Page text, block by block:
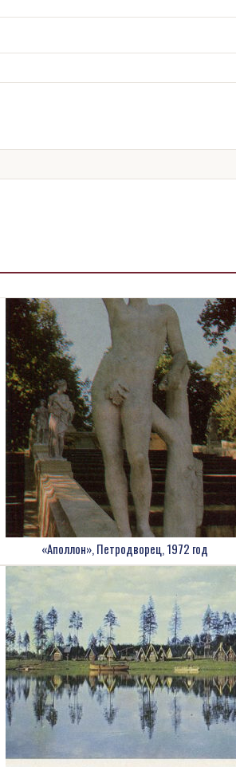
«Аполлон», Петродворец, 1972 год